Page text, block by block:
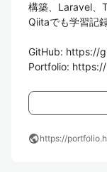
構築、Laravel、
Qiitaでも学習記
GitHub: https://
publichttps://